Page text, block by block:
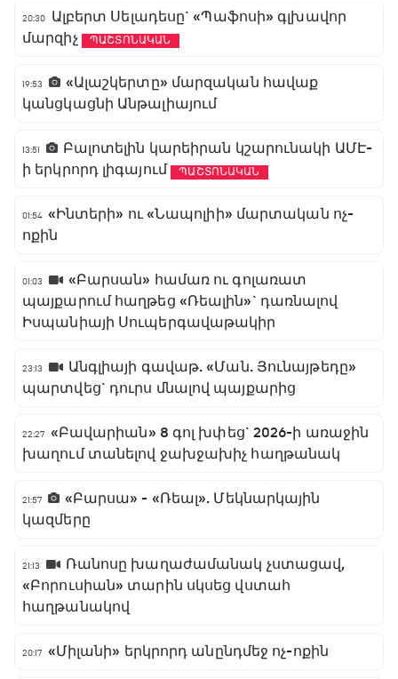
20:30
Ալբերտ Սելադեսը` «Պաֆոսի» գլխավոր
մարզիչ
ՊԱՇՏՈՆԱԿԱՆ
19:53
«Ալաշկերտը» մարզական հավաք
կանցկացնի Անթալիայում
13:51
Բալոտելին կարեիրան կշարունակի ԱՄԷ-
ի երկրորդ լիգայում
ՊԱՇՏՈՆԱԿԱՆ
01:54 «Ինտերի» ու «Նապոլիի» մարտական ոչ-
ոքին
01:03
«Բարսան» համառ ու գոլառատ
պայքարում հաղթեց «Ռեալին»` դառնալով
Իսպանիայի Սուպերգավաթակիր
23:13
Անգլիայի գավաթ. «Ման. Յունայթեդը»
պարտվեց` դուրս մնալով պայքարից
22:27 «Բավարիան» 8 գոլ խփեց` 2026-ի առաջին
խաղում տանելով ջախջախիչ հաղթանակ
21:57
«Բարսա» - «Ռեալ». Մեկնարկային
կազմերը
21:13
Ռանոսը խաղաժամանակ չստացավ,
«Բորուսիան» տարին սկսեց վստահ
հաղթանակով
20:17 «Միլանի» երկրորդ անընդմեջ ոչ-ոքին